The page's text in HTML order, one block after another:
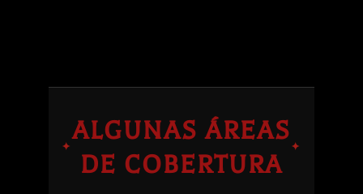
✦
ALGUNAS ÁREAS
DE COBERTURA
✦